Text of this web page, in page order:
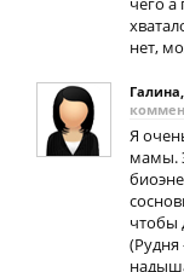
нет,
Галина,
Я
мамы.
чтобы